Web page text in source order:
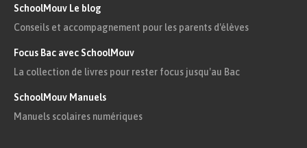
SchoolMouv Le blog
Conseils et accompagnement pour les parents d'élèves
Focus Bac avec SchoolMouv
La collection de livres pour rester focus jusqu'au Bac
SchoolMouv Manuels
Manuels scolaires numériques